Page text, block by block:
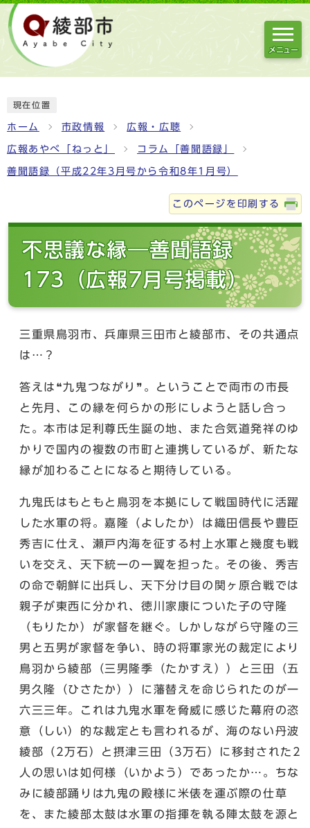
メニュー
現在位置
ホーム 市政情報 広報・広聴
広報あやべ「ねっと」 コラム「善聞語録」
善聞語録（平成22年3月号から令和8年1月号）
このページを印刷する
不思議な縁―善聞語録
173（広報7月号掲載）
三重県鳥羽市、兵庫県三田市と綾部市、その共通点
は…？
答えは❝九鬼つながり❞。ということで両市の市長
と先月、この縁を何らかの形にしようと話し合っ
た。本市は足利尊氏生誕の地、また合気道発祥のゆ
かりで国内の複数の市町と連携しているが、新たな
縁が加わることになると期待している。
九鬼氏はもともと鳥羽を本拠にして戦国時代に活躍
した水軍の将。嘉隆（よしたか）は織田信長や豊臣
秀吉に仕え、瀬戸内海を征する村上水軍と幾度も戦
いを交え、天下統一の一翼を担った。その後、秀吉
の命で朝鮮に出兵し、天下分け目の関ヶ原合戦では
親子が東西に分かれ、徳川家康についた子の守隆
（もりたか）が家督を継ぐ。しかしながら守隆の三
男と五男が家督を争い、時の将軍家光の裁定により
鳥羽から綾部（三男隆季（たかすえ））と三田（五
男久隆（ひさたか））に藩替えを命じられたのが一
六三三年。これは九鬼水軍を脅威に感じた幕府の恣
意（しい）的な裁定とも言われるが、海のない丹波
綾部（2万石）と摂津三田（3万石）に移封された2
人の思いは如何様（いかよう）であったか…。ちな
みに綾部踊りは九鬼の殿様に米俵を運ぶ際の仕草
を、また綾部太鼓は水軍の指揮を執る陣太鼓を源と